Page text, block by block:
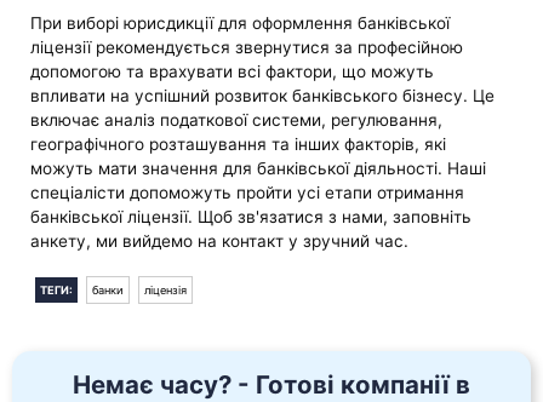
При виборі юрисдикції для оформлення банківської
ліцензії рекомендується звернутися за професійною
допомогою та врахувати всі фактори, що можуть
впливати на успішний розвиток банківського бізнесу. Це
включає аналіз податкової системи, регулювання,
географічного розташування та інших факторів, які
можуть мати значення для банківської діяльності. Наші
спеціалісти допоможуть пройти усі етапи отримання
банківської ліцензії. Щоб зв'язатися з нами, заповніть
анкету, ми вийдемо на контакт у зручний час.
ТЕГИ: банки ліцензія
Немає часу? - Готові компанії в